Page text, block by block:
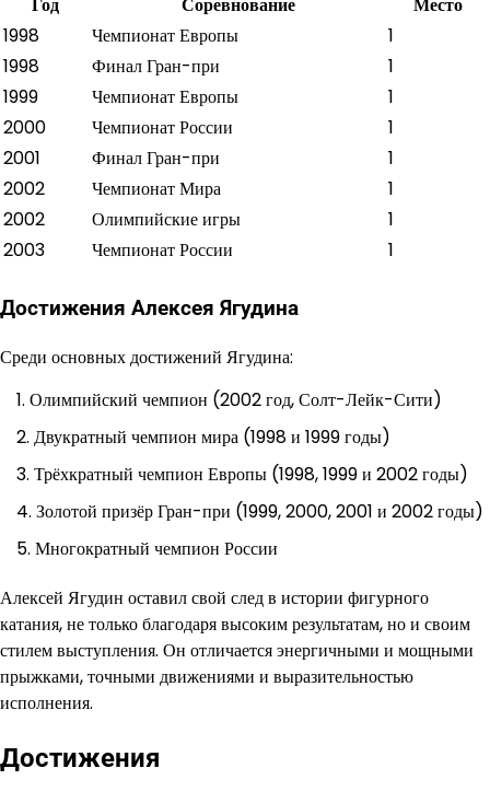
1998
Чемпионат Европы
1
1998
Финал Гран-при
1
1999
Чемпионат Европы
1
2000
Чемпионат России
1
2001
Финал Гран-при
1
2002
Чемпионат Мира
1
2002
Олимпийские игры
1
2003
Чемпионат России 1
Достижения Алексея Ягудина
Среди основных достижений Ягудина:
Олимпийский чемпион (2002 год, Солт-Лейк-Сити)
Двукратный чемпион мира (1998 и 1999 годы)
Трёхкратный чемпион Европы (1998, 1999 и 2002 годы)
Золотой призёр Гран-при (1999, 2000, 2001 и 2002 годы)
Многократный чемпион России
Алексей Ягудин оставил свой след в истории фигурного
катания, не только благодаря высоким результатам, но и своим
стилем выступления. Он отличается энергичными и мощными
прыжками, точными движениями и выразительностью
исполнения.
Достижения